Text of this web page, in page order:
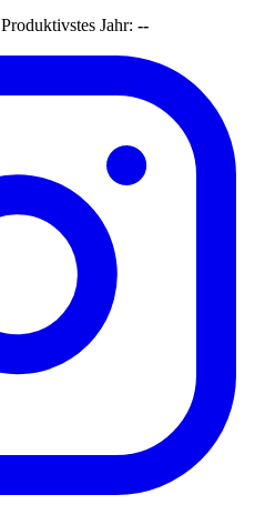
Produktivstes Jahr: --